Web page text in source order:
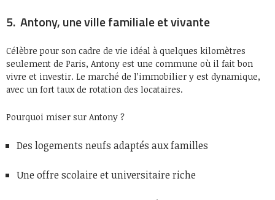
5. Antony, une ville familiale et vivante
Célèbre pour son cadre de vie idéal à quelques kilomètres
seulement de Paris, Antony est une commune où il fait bon
vivre et investir. Le marché de l’immobilier y est dynamique,
avec un fort taux de rotation des locataires.
Pourquoi miser sur Antony ?
Des logements neufs adaptés aux familles
Une offre scolaire et universitaire riche